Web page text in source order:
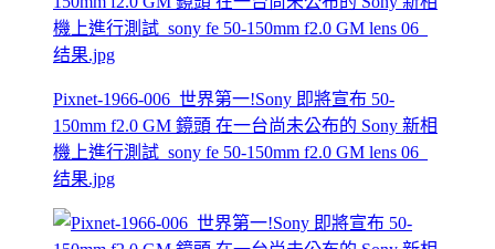
Pixnet-1966-006_世界第一!Sony 即將宣布 50-
150mm f2.0 GM 鏡頭 在一台尚未公布的 Sony 新相
機上進行測試_sony fe 50-150mm f2.0 GM lens 06_
结果.jpg